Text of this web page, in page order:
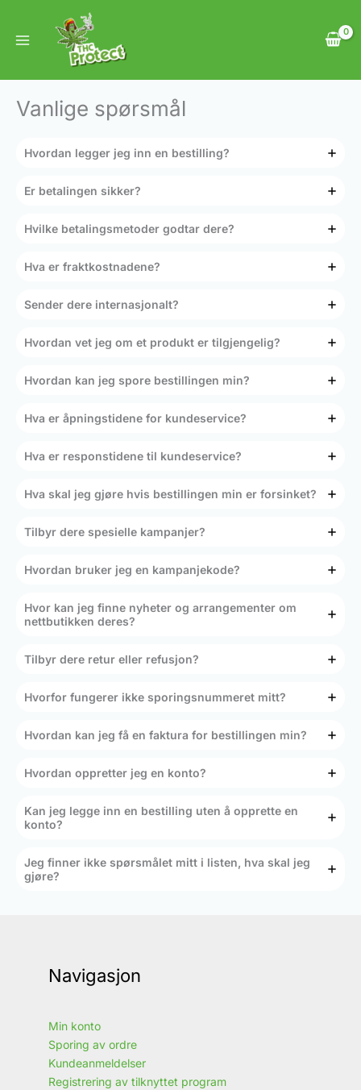
Vanlige spørsmål
Hvordan legger jeg inn en bestilling?
Er betalingen sikker?
Hvilke betalingsmetoder godtar dere?
Hva er fraktkostnadene?
Sender dere internasjonalt?
Hvordan vet jeg om et produkt er tilgjengelig?
Hvordan kan jeg spore bestillingen min?
Hva er åpningstidene for kundeservice?
Hva er responstidene til kundeservice?
Hva skal jeg gjøre hvis bestillingen min er forsinket?
Tilbyr dere spesielle kampanjer?
Hvordan bruker jeg en kampanjekode?
Hvor kan jeg finne nyheter og arrangementer om
nettbutikken deres?
Tilbyr dere retur eller refusjon?
Hvorfor fungerer ikke sporingsnummeret mitt?
Hvordan kan jeg få en faktura for bestillingen min?
Hvordan oppretter jeg en konto?
Kan jeg legge inn en bestilling uten å opprette en
konto?
Jeg finner ikke spørsmålet mitt i listen, hva skal jeg
gjøre?
Navigasjon
Min konto
Sporing av ordre
Kundeanmeldelser
Registrering av tilknyttet program